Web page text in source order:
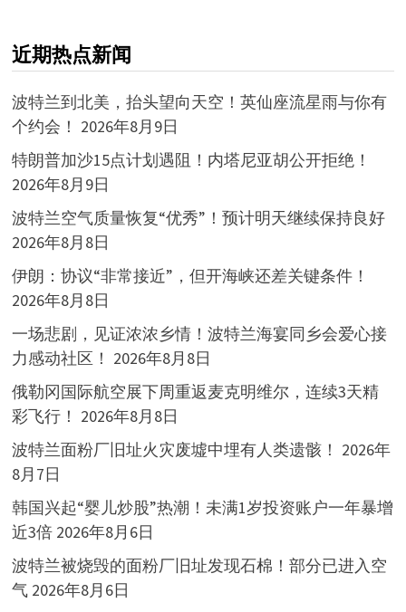
近期热点新闻
波特兰到北美，抬头望向天空！英仙座流星雨与你有
个约会！ 2026年8月9日
特朗普加沙15点计划遇阻！内塔尼亚胡公开拒绝！
2026年8月9日
波特兰空气质量恢复“优秀”！预计明天继续保持良好
2026年8月8日
伊朗：协议“非常接近”，但开海峡还差关键条件！
2026年8月8日
一场悲剧，见证浓浓乡情！波特兰海宴同乡会爱心接
力感动社区！ 2026年8月8日
俄勒冈国际航空展下周重返麦克明维尔，连续3天精
彩飞行！ 2026年8月8日
波特兰面粉厂旧址火灾废墟中埋有人类遗骸！ 2026年
8月7日
韩国兴起“婴儿炒股”热潮！未满1岁投资账户一年暴增
近3倍 2026年8月6日
波特兰被烧毁的面粉厂旧址发现石棉！部分已进入空
气 2026年8月6日